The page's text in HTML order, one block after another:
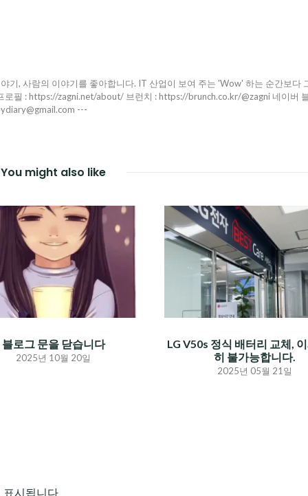
기, 사람의 이야기를 좋아합니다. IT 산업이 보여 주는 'Wow' 하는 순간보다
로필 : https://zagni.net/about/ 브런치 : https://brunch.co.kr/@zagni 네이버
---
You might also like
블로그 문을 닫습니다
2025년 10월 20일
LG V50s 정식 배터리 교체,
히 불가능합니다.
2025년 05월 21일
표시됩니다